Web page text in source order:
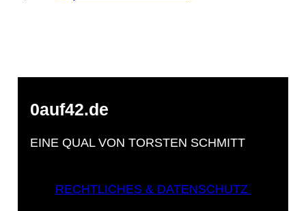
0auf42.de
EINE QUAL VON TORSTEN SCHMITT
RECHTLICHES & DATENSCHUTZ